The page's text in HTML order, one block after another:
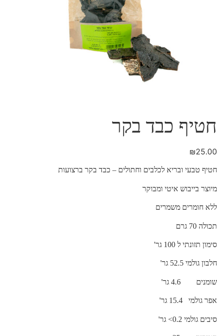
חטיף כבד בקר
₪25.00
חטיף טבעי ובריא לכלבים וחתולים – כבד בקר ברצועות
מיוצר בייבוש איטי ומבוקר
ללא חומרים משמרים
תכולה 70 גרם
סימון תזונתי ל 100 גר'
חלבון גולמי 52.5 גר'
שומנים 4.6 גר'
אפר גולמי 15.4 גר'
סיבים גולמי 0.2> גר'